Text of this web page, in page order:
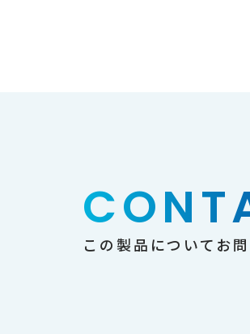
この製品についてお